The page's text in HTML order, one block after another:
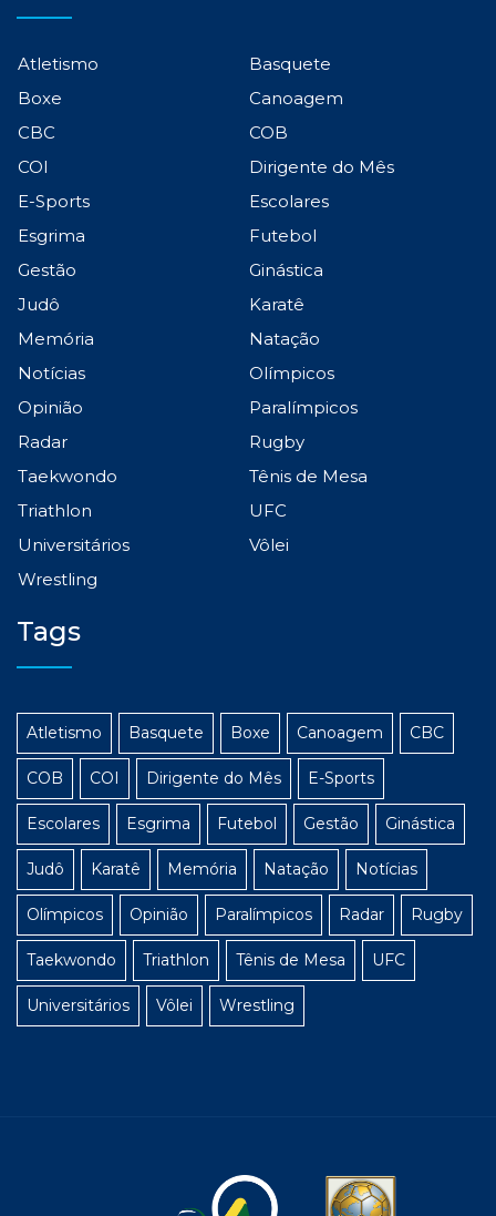
Atletismo
Basquete
Boxe
Canoagem
CBC
COB
COI
Dirigente do Mês
E-Sports
Escolares
Esgrima
Futebol
Gestão
Ginástica
Judô
Karatê
Memória
Natação
Notícias
Olímpicos
Opinião
Paralímpicos
Radar
Rugby
Taekwondo
Tênis de Mesa
Triathlon
UFC
Universitários
Vôlei
Wrestling
Tags
Atletismo Basquete Boxe Canoagem CBC
COB COI Dirigente do Mês E-Sports
Escolares Esgrima Futebol Gestão Ginástica
Judô Karatê Memória Natação Notícias
Olímpicos Opinião Paralímpicos Radar Rugby
Taekwondo Triathlon Tênis de Mesa UFC
Universitários Vôlei Wrestling